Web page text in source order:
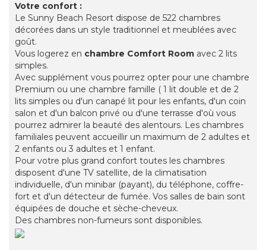
Votre confort :
Le Sunny Beach Resort dispose de 522 chambres
décorées dans un style traditionnel et meublées avec
goût.
Vous logerez en chambre Comfort Room avec 2 lits
simples.
Avec supplément vous pourrez opter pour une chambre
Premium ou une chambre famille ( 1 lit double et de 2
lits simples ou d'un canapé lit pour les enfants, d'un coin
salon et d'un balcon privé ou d'une terrasse d'où vous
pourrez admirer la beauté des alentours. Les chambres
familiales peuvent accueillir un maximum de 2 adultes et
2 enfants ou 3 adultes et 1 enfant.
Pour votre plus grand confort toutes les chambres
disposent d'une TV satellite, de la climatisation
individuelle, d'un minibar (payant), du téléphone, coffre-
fort et d'un détecteur de fumée. Vos salles de bain sont
équipées de douche et sèche-cheveux.
Des chambres non-fumeurs sont disponibles.